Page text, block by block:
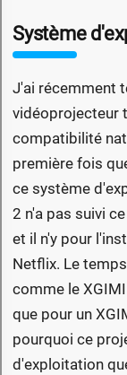
Système
J'ai récemment
vidéoprojecteur
compatibilité
première fois
ce système
2 n'a pas suivi
et il n'y pour
Netflix. Le
comme le
que pour un
pourquoi ce
d'exploitation